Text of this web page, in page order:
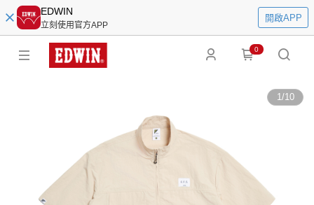
EDWIN
立刻使用官方APP
開啟APP
0
1/10